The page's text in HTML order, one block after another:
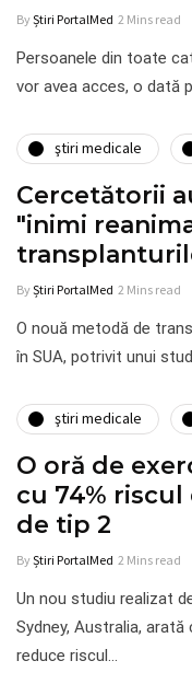
ByȘtiri PortalMed 2 Mins read
Persoanele din toate
vor avea acces, o dată
ştiri medicale
Cercetătorii
"inimi
ByȘtiri PortalMed 2 Mins read
O nouă metodă de
în SUA, potrivit unui
ştiri medicale
O oră de
cu 74%
de tip 2
ByȘtiri PortalMed 2 Mins read
Un nou studiu realizat
Sydney, Australia,
reduce riscul…